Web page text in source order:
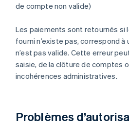
de compte non valide)
Les paiements sont retournés si
fourni n’existe pas, correspond
n’est pas valide. Cette erreur
saisie, de la clôture de comptes
incohérences administratives.
Problèmes